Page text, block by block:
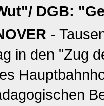
DGB:
-
in den "Zug